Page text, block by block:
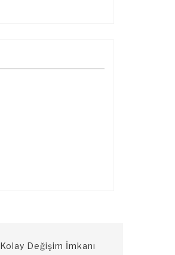
Kolay Değişim İmkanı